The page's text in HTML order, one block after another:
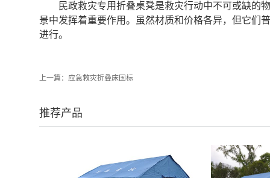
民政救灾专用折叠桌凳是救灾行动中不可或缺的
景中发挥着重要作用。虽然材质和价格各异，但它们
进行。
上一篇： 应急救灾折叠床国标
推荐产品